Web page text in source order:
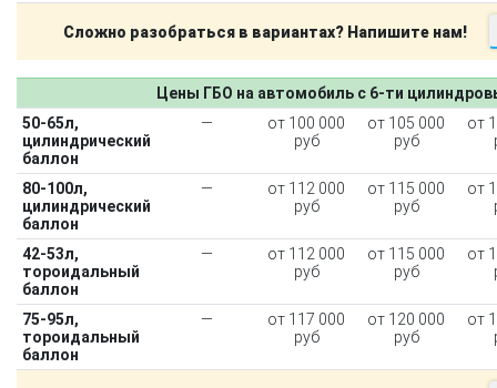
Сложно разобраться в вариантах? Напишите нам!
Цены ГБО на автомобиль с 6-ти
50-65л,
цилиндрический
баллон
—
от 100 000
руб
от 105 000
руб
от
80-100л,
цилиндрический
баллон
—
от 112 000
руб
от 115 000
руб
от
42-53л,
тороидальный
баллон
—
от 112 000
руб
от 115 000
руб
от
75-95л,
тороидальный
баллон
—
от 117 000
руб
от 120 000
руб
от